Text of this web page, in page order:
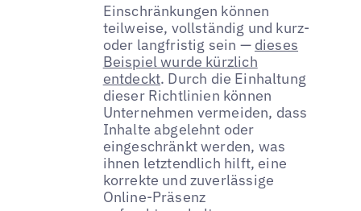
Einschränkungen können
teilweise, vollständig und kurz-
oder langfristig sein — dieses
Beispiel wurde kürzlich
entdeckt. Durch die Einhaltung
dieser Richtlinien können
Unternehmen vermeiden, dass
Inhalte abgelehnt oder
eingeschränkt werden, was
ihnen letztendlich hilft, eine
korrekte und zuverlässige
Online-Präsenz